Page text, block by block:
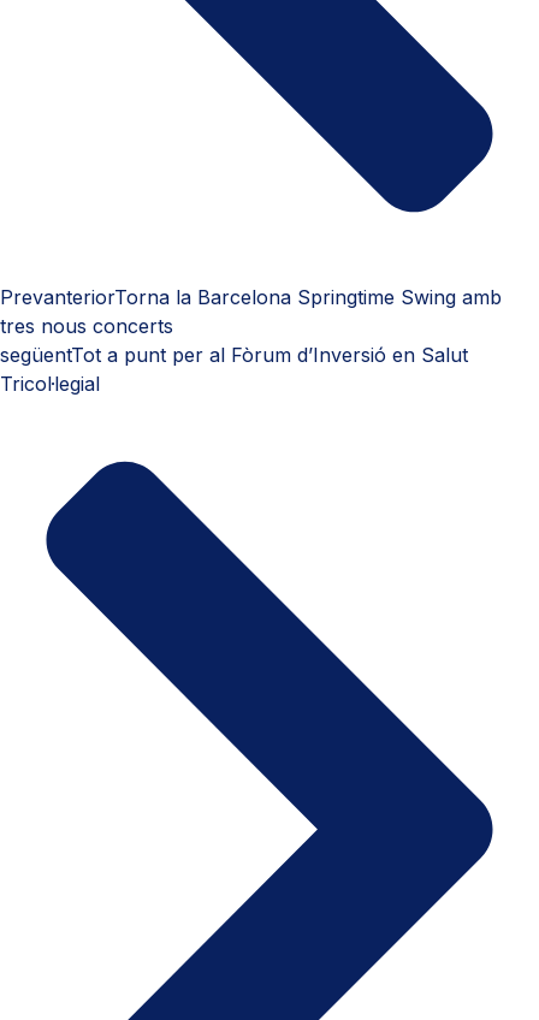
PrevanteriorTorna la Barcelona Springtime Swing amb
tres nous concerts
següentTot a punt per al Fòrum d’Inversió en Salut
Tricol·legial